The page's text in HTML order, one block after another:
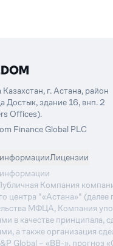
г. Астана, район
Достык, здание 16, внп. 2
Offices).
Finance Global PLC
Лицензии
Компания
центра "«Астана»"
МФЦА, Компания
в качестве принципала,
а также организация
Global – «BB-», прогноз